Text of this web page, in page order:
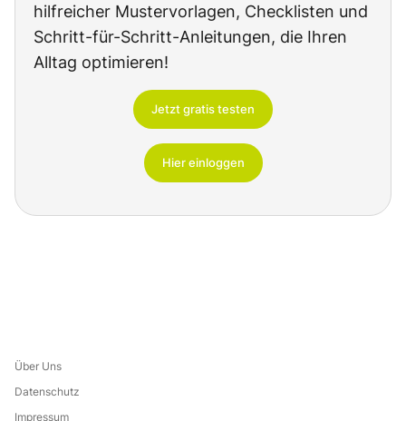
hilfreicher Mustervorlagen, Checklisten und
Schritt-für-Schritt-Anleitungen, die Ihren
Alltag optimieren!
Jetzt gratis testen
Hier einloggen
Über Uns
Datenschutz
Impressum